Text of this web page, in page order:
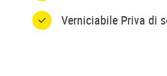
Verniciabile Priva di